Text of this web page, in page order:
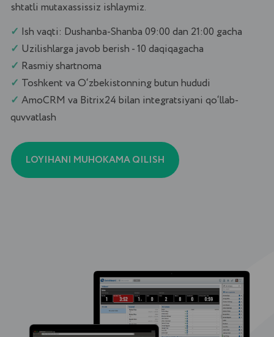
LOYIHANI MUHOKAMA QILISH
quvvatlash